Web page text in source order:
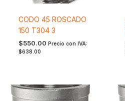
CODO 45 ROSCADO
150 T304 3
$550.00 Precio con IVA:
$638.00